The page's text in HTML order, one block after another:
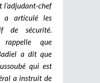
l’adjudant-chef
a articulé les
de sécurité.
que
a dit que
qui est
a instruit de